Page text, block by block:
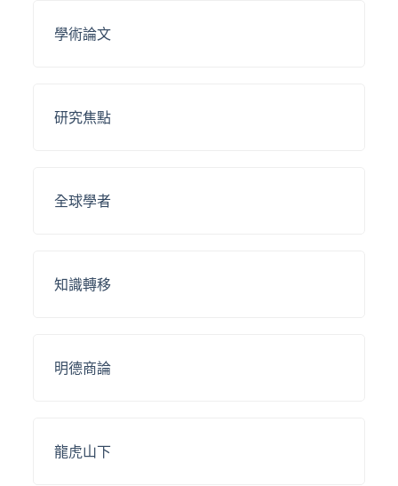
學術論文
研究焦點
全球學者
知識轉移
明德商論
龍虎山下